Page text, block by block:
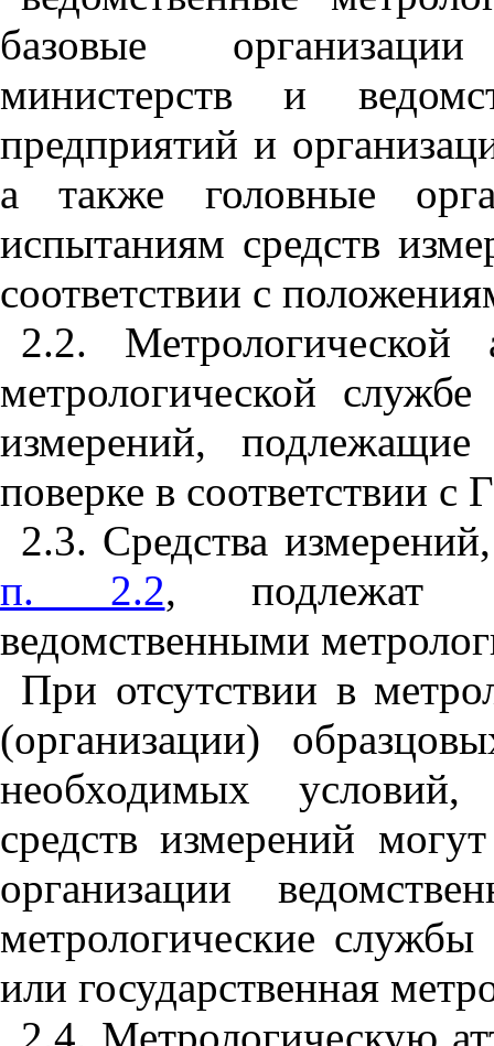
базовые
министерств и
предприятий и
а также головные
испытаниям средств
соответствии с
2.2. Метрологической
метрологической
измерений, подлежащие
поверке в соответствии
2.3. Средства
п. 2.2, подлежат
ведомственными
При отсутствии в
(организации)
необходимых условий,
средств измерений
организации
метрологические
или государственная